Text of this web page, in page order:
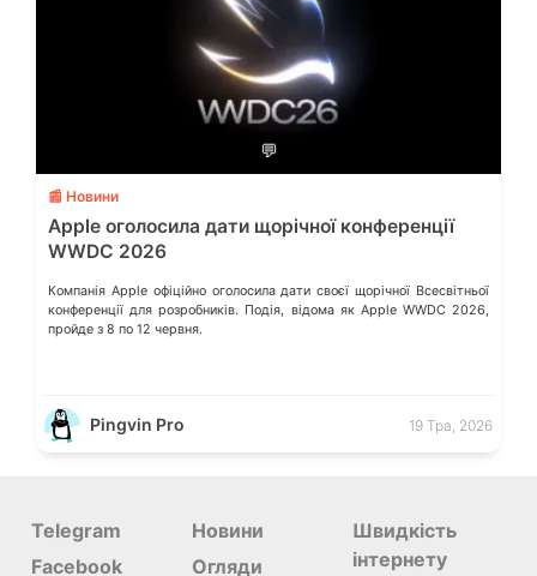
💬
📰 Новини
Apple оголосила дати щорічної конференції
WWDC 2026
Компанія Apple офіційно оголосила дати своєї щорічної Всесвітньої
конференції для розробників. Подія, відома як Apple WWDC 2026,
пройде з 8 по 12 червня.
Pingvin Pro 19 Тра, 2026
Telegram
Facebook
Новини
Огляди
Швидкість
інтернету